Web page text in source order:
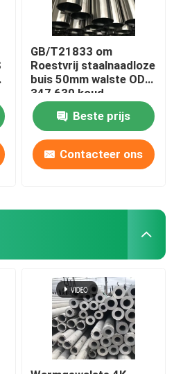
staalhoek
meer dan 50 mm
Plaat
GB/T21833 om
Roestvrij staalnaadloze
buis 50mm walste OD
347 630 koud
Beste prijs
Contacteer ons